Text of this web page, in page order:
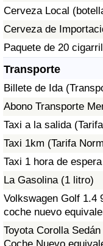
Cerveza Local
Cerveza de
Paquete de 20
Transporte
Billete de Ida
Abono Transporte
Taxi a la salida
Taxi 1km (Tarifa
Taxi 1 hora de
La Gasolina (1 litro)
Volkswagen Golf 1.4
coche nuevo
Toyota Corolla
Índice de Tráfico
Índice de Tráfico
Índice de Tráfico